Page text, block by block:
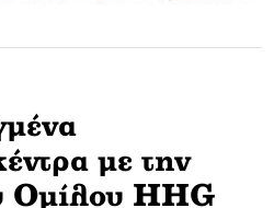
με την
Ομίλου HHG